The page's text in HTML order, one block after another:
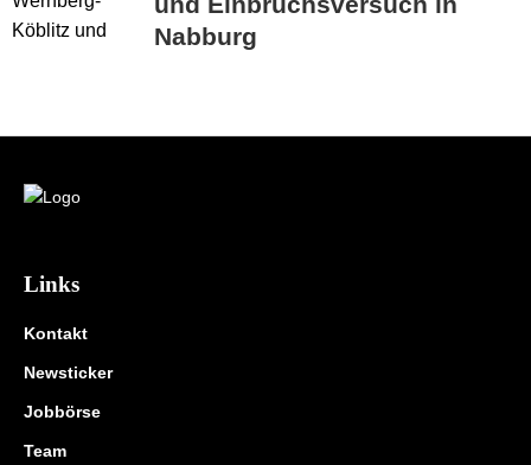
Nabburg
Links
Kontakt
Newsticker
Jobbörse
Team